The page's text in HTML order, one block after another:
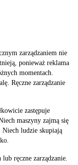
zarządzaniem nie
ponieważ reklama
momentach.
Ręczne zarządzanie
zastępuje
maszyny zajmą się
Niech ludzie skupiają
ręczne zarządzanie.